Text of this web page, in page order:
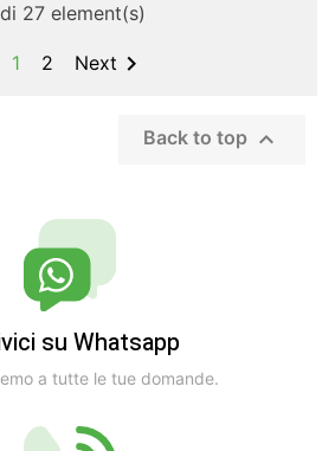
27 element(s)
1 2 Next 
Back to top 
su Whatsapp
a tutte le tue domande.